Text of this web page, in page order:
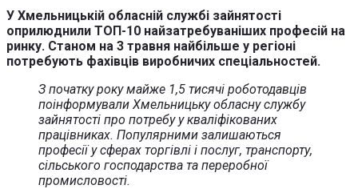
У Хмельницькій обласній службі зайнятості
оприлюднили ТОП-10 найзатребуваніших професій на
ринку. Станом на 3 травня найбільше у регіоні
потребують фахівців виробничих спеціальностей.
З початку року майже 1,5 тисячі роботодавців
поінформували Хмельницьку обласну службу
зайнятості про потребу у кваліфікованих
працівниках. Популярними залишаються
професії у сферах торгівлі і послуг, транспорту,
сільського господарства та переробної
промисловості.